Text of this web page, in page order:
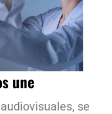
une
se